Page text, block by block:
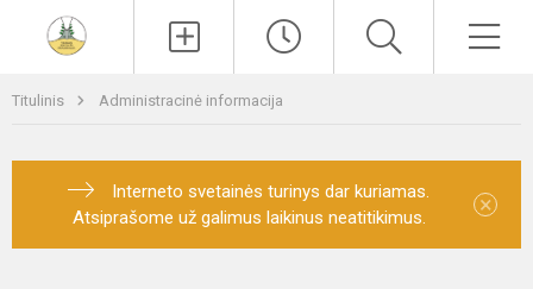
Titulinis Administracinė informacija
Interneto svetainės turinys dar kuriamas.
Atsiprašome už galimus laikinus neatitikimus.
×